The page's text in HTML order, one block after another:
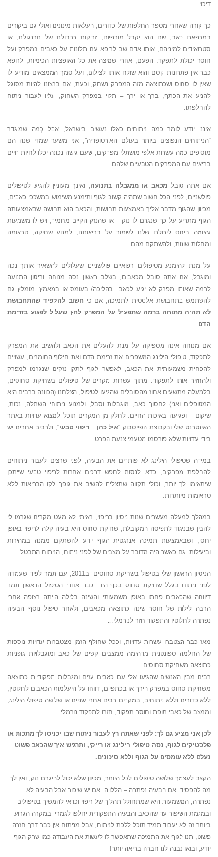
דיכוי.
כך קורה שאחרי מספר החלפות של כדורים, העלאות מינונים ואולי גם ביקורים
במרפאת כאב, שם הוא יקבל מורפיום, זריקות כרבולת של תרנגולת, או
סטרואידים למיניהם, אותו אדם שב לרופא עם תלונות על כאבים במפרק ועל
חוסר יכולת לתפקד. הפעם, אחרי שמיצה את כל האופציות הכימיות, לרופא
כבר אין פתרונות קסם והוא שולח אותו לצילום, ועל סמך הממצאים מודיע לו
שאין לו סחוס ושכתוצאה מזה המפרק נשחק, וכעת, אם ברצונו להיות מסוגל
להניע את הכתף, ברך או ירך – תלוי במפרק השחוק, עליו לעבור ניתוח
להחלפתו.
אינני יודע לומר כמה ניתוחים כאלו נעשים בישראל, אבל כְּמה שמוגדר
“הניתוחים הנפוצים ביותר בעולם האורטופדיה”, אני משער שמדי שנה הם
מוסיפים כמה עשרות אלפי מושתלי מפרקים, שעם גישה נכונה יכלו לחיות חיים
בריאים עם המפרקים הטבעיים שלהם.
אם אתה סובלמכאב או ממגבלה בתנועה, ואינך מעוניין להגיע לטיפולים
פולשניים, לפני הכל חשוב שתהיה קשוב לגוף ותימנע משימוש במשככי כאבים,
מכיוון שהגוף מדבר אליך באמצעות תחושות, והכאב הוא תחושה שבאמצעותה
הגוף מתריע על כך שנגרם לו נזק – או שהנזק הקיים מחמיר, ויש לו משמעות
עצומה ביחס ליכולת שלנו לשמור על בריאותנו, למנוע שחיקה, טראומה
ומחלות שונות, ולהשתקם מהם.
על מנת להימנע מטיפולים רפואיים פולשניים שעלולים להשאיר אותך נכה
ומוגבל, אם אתה סובל מכאבים, בשלב ראשון נסה מנוחה וריסון התנועה
לרמה שאותו מפרק לא יגיע לכאב בהליכה/ בעומס או במאמץ. מומלץ גם
להשתמש בתחבושת אלסטית לתמיכה, אם כי חשוב להקפיד שהתחבושת
לא תהיה מתוחה ברמה שתפעיל על המפרק לחץ שעלול לפגוע בזרימת
הדם.
אם מנוחה אינה מספיקה על מנת להעלים את הכאב ולהשיב את המפרק
לתפקוד, טיפולי הילינג המשפרים את זרימת הדם ואת חילוף החומרים, עשויים
להפחית משמעותית את הכאב, לאפשר לגוף לתקן נזקים שנגרמו למפרק
ולהחזיר אותו לתפקוד. מתוך עשרות מקרים של טיפולים בשחיקת סחוסים,
בלמעלה מתשעים אחוז מהסובלים שהגיעו לטיפול, הצלחנו (הכוונה ברבים היא
המטופלים ואני) לחסוך כאב, מוגבלות וסבל, ולמנוע ניתוחי השתלה, נכות,
שיקום – ופגיעה באיכות החיים. לחלק מן המקרים תוכל למצוא עדויות באתר
האינטרנט שלי ובקבוצת הפייסבוק “איל כהן – ריפוי טבעי“, ולרבים אחרים יש
בידי עדויות שלא פורסמו מטעמי צנעת הפרט.
במידה שטיפולי הילינג לא פותרים את הבעיה, לפני שרצים לעבור ניתוחים
להחלפת מפרקים, כדאי לנסות לחפש דרכים אחרות לריפוי טבעי שייתכן
שיתאימו לך יותר, וכולי תקווה שתצליח להשיב את גופך לקו הבריאות ללא
טראומות מיותרות.
במהלך למעלה מעשרים שנות ניסיון בריפוי, ראיתי לא מעט מקרים שגרמו לי
להבין שבניגוד לתפיסה המקובלת, שחיקת סחוס היא בעיה קלה לריפוי באופן
יחסי, ושבאמצעות תמיכה אנרגטית הגוף יודע להשתקם ממנה במהירות
וביעילות. גם כאשר היה מדובר על מצבים של לפני ניתוח, הניתוח התבטל.
הניסיון הראשון שלי בטיפול בשחיקת סחוסים ב2011, עם תמר לפיד שעמדה
לפני ניתוח בגלל שחיקת סחוס בכף היד. כבר אחרי הטיפול הראשון תמר
דיווחה שהכאבים פחתו באופן משמעותי והשינה בלילה הייתה רצופה אחרי
הרבה לילות של חוסר שינה כתוצאה מכאבים, ולאחר טיפול נוסף הבעיה
נפתרה לחלוטין והתפקוד חזר לנורמלי…
מאז כבר הצטברו עשרות עדויות, וככל שחולף הזמן מצטברות עדויות נוספות
של החלמה ספונטנית מדהימה ממצבים קשים של כאב ומוגבלויות גופניות
כתוצאה משחיקת סחוסים.
רבים מבין האנשים שהגיעו אלי עם כאבים עזים ומגבלות תפקודיות כתוצאה
משחיקת סחוס במפרק הירך או בכתפיים, דווחו על היעלמות הכאבים לחלוטין,
ללא כדורים וללא ניתוחים, במקרים רבים אחרי שניים או שלושה טיפולי הילינג,
וממצב של כאבי תופת וחוסר תפקוד, חזרו לתפקוד נורמלי.
לכן אני מציע גם לך: לפני שאתה רץ לעבור ניתוח שבו יכניסו לך מתכות או
פלסטיקים לגוף, נסה טיפולי הילינג או רייקי, ותרגיש איך שהכאב פשוט
נעלם ללא עומסים על הגוף וללא סיכונים.
הקצב לעצמך שלושה טיפולים לכל היותר, מכיוון שלא יכול להיגרם נזק, ואין לך
מה להפסיד. אם הבעיה נפתרה – הללויה. אם יש שיפור אבל הבעיה לא
נפתרה, המשמעות היא שמתחולל תהליך של ריפוי וכדאי להמשיך בטיפולים
ובמגמת השיפור עד שהכאב והבעיה התפקודית יחלפו לגמרי. במקרה הגרוע
ביותר זה לא יעבוד תמיד תוכל ללכת לניתוח, אבל מניתוח אין כבר דרך חזרה.
פשוט, תנו לגוף את התמיכה שתאפשר לו לעשות את העבודה כמו שרק הגוף
יודע, ובואו נבנה לנו חברה בריאה יותר!